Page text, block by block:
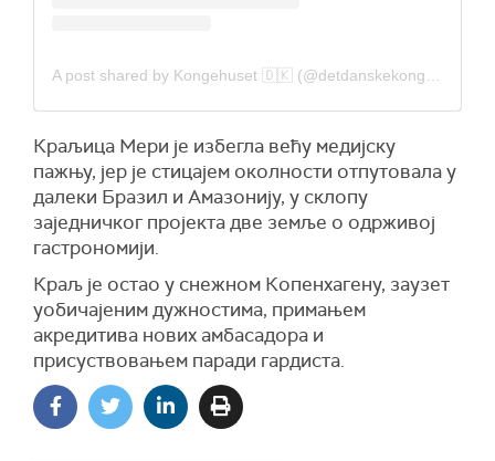
Краљица Мери је избегла већу медијску
пажњу, јер је стицајем околности отпутовала у
далеки Бразил и Амазонију, у склопу
заједничког пројекта две земље о одрживој
гастрономији.
Краљ је остао у снежном Копенхагену, заузет
уобичајеним дужностима, примањем
акредитива нових амбасадора и
присуствовањем паради гардиста.